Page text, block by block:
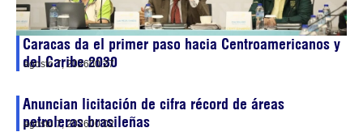
Caracas da el primer paso hacia Centroamericanos y
del Caribe 2030
agosto 7, 202600:27
Anuncian licitación de cifra récord de áreas
petroleras brasileñas
agosto 7, 202600:02